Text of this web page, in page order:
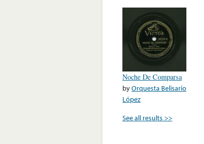
Noche De Comparsa
byOrquesta Belisario
López
See all results >>